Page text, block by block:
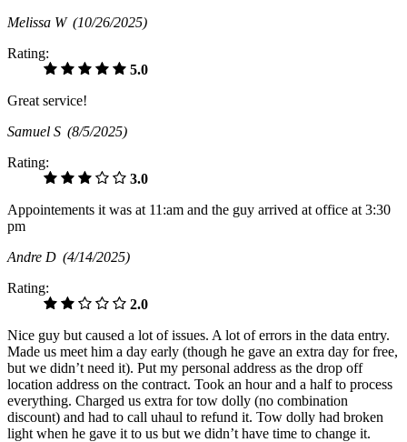
Melissa W (10/26/2025)
Rating:
5.0
Great service!
Samuel S (8/5/2025)
Rating:
3.0
Appointements it was at 11:am and the guy arrived at office at 3:30
pm
Andre D (4/14/2025)
Rating:
2.0
Nice guy but caused a lot of issues. A lot of errors in the data entry.
Made us meet him a day early (though he gave an extra day for free,
but we didn’t need it). Put my personal address as the drop off
location address on the contract. Took an hour and a half to process
everything. Charged us extra for tow dolly (no combination
discount) and had to call uhaul to refund it. Tow dolly had broken
light when he gave it to us but we didn’t have time to change it.